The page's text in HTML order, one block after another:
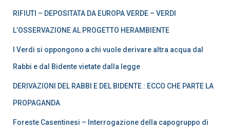
RIFIUTI – DEPOSITATA DA EUROPA VERDE – VERDI
L’OSSERVAZIONE AL PROGETTO HERAMBIENTE
I Verdi si oppongono a chi vuole derivare altra acqua dal
Rabbi e dal Bidente vietate dalla legge
DERIVAZIONI DEL RABBI E DEL BIDENTE : ECCO CHE PARTE LA
PROPAGANDA
Foreste Casentinesi – Interrogazione della capogruppo di